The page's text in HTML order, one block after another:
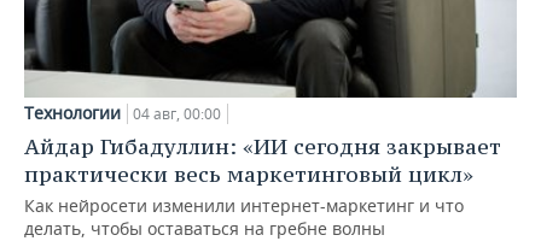
Технологии 04 авг, 00:00
Айдар Гибадуллин: «ИИ сегодня закрывает
практически весь маркетинговый цикл»
Как нейросети изменили интернет-маркетинг и что
делать, чтобы оставаться на гребне волны